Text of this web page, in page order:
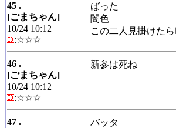
45 .
[ごまちゃん]
10/24 10:12
:☆☆☆
ばった
闇色
この二人見掛けた
46 .
[ごまちゃん]
10/24 10:12
:☆☆☆
新参は死ね
47 . バッタ